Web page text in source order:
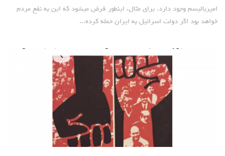
امپریالیسم وجود دارد. برای مثال، اینطور فرض میشود که این به نفع مردم
خواهد بود اگر دولت اسرائیل به ایران حمله کرده...